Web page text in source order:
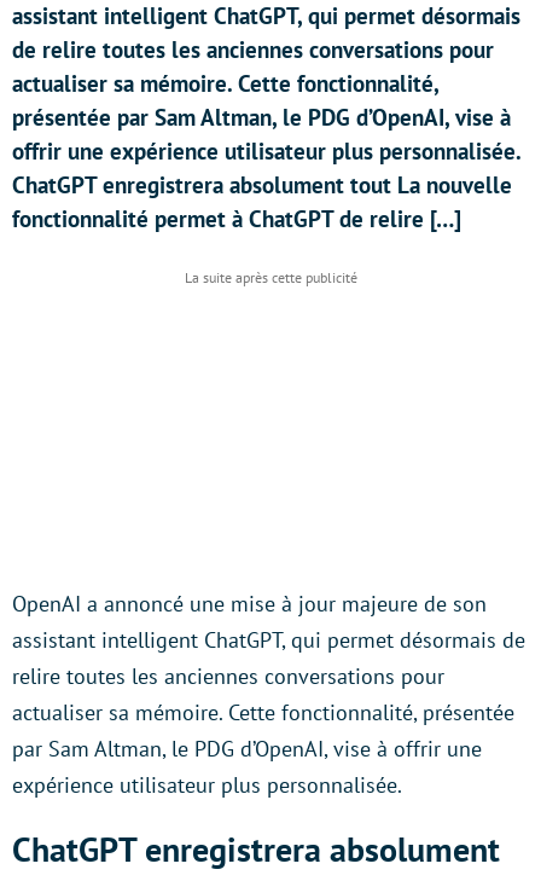
assistant intelligent ChatGPT, qui permet désormais
de relire toutes les anciennes conversations pour
actualiser sa mémoire. Cette fonctionnalité,
présentée par Sam Altman, le PDG d’OpenAI, vise à
offrir une expérience utilisateur plus personnalisée.
ChatGPT enregistrera absolument tout La nouvelle
fonctionnalité permet à ChatGPT de relire […]
OpenAI a annoncé une mise à jour majeure de son
assistant intelligent ChatGPT, qui permet désormais de
relire toutes les anciennes conversations pour
actualiser sa mémoire. Cette fonctionnalité, présentée
par Sam Altman, le PDG d’OpenAI, vise à offrir une
expérience utilisateur plus personnalisée.
ChatGPT enregistrera absolument